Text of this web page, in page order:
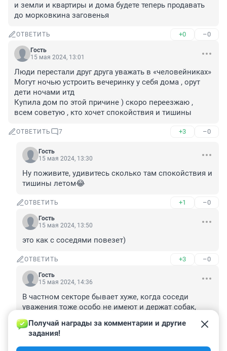
и земли и квартиры и дома будете теперь продавать
до морковкина заговенья
ОТВЕТИТЬ +0 –0
Гость
15 мая 2024, 13:01
Люди перестали друг друга уважать в «человейниках»
Могут ночью устроить вечеринку у себя дома , орут
дети ночами итд
Купила дом по этой причине ) скоро переезжаю ,
всем советую , кто хочет спокойствия и тишины
ОТВЕТИТЬ 7 +3 –0
Гость
15 мая 2024, 13:30
Ну поживите, удивитесь сколько там спокойствия и
тишины летом😂
ОТВЕТИТЬ +1 –0
Гость
15 мая 2024, 13:50
это как с соседями повезет)
ОТВЕТИТЬ +3 –0
Гость
15 мая 2024, 14:36
В частном секторе бывает хуже, когда соседи
уважения тоже особо не имеют и держат собак,
которые будут лаять круглые сутки и бросаться на
прохожих.
ОТВЕТИТЬ +2 –0
Получай награды за комментарии и другие
задания!